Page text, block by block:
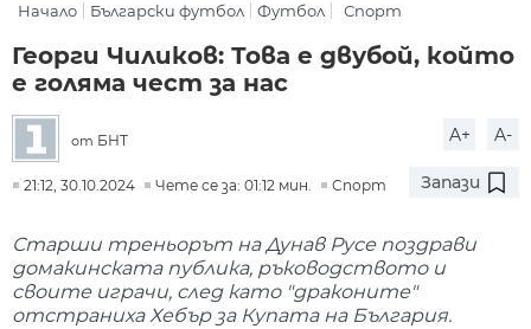
Начало Български футбол Футбол Спорт
Георги Чиликов: Това е двубой, който
е голяма чест за нас
от БНТ A+ A-
21:12, 30.10.2024 Чете се за: 01:12 мин. Спорт Запази
Старши треньорът на Дунав Русе поздрави
домакинската публика, ръководството и
своите играчи, след като "драконите"
отстраниха Хебър за Купата на България.